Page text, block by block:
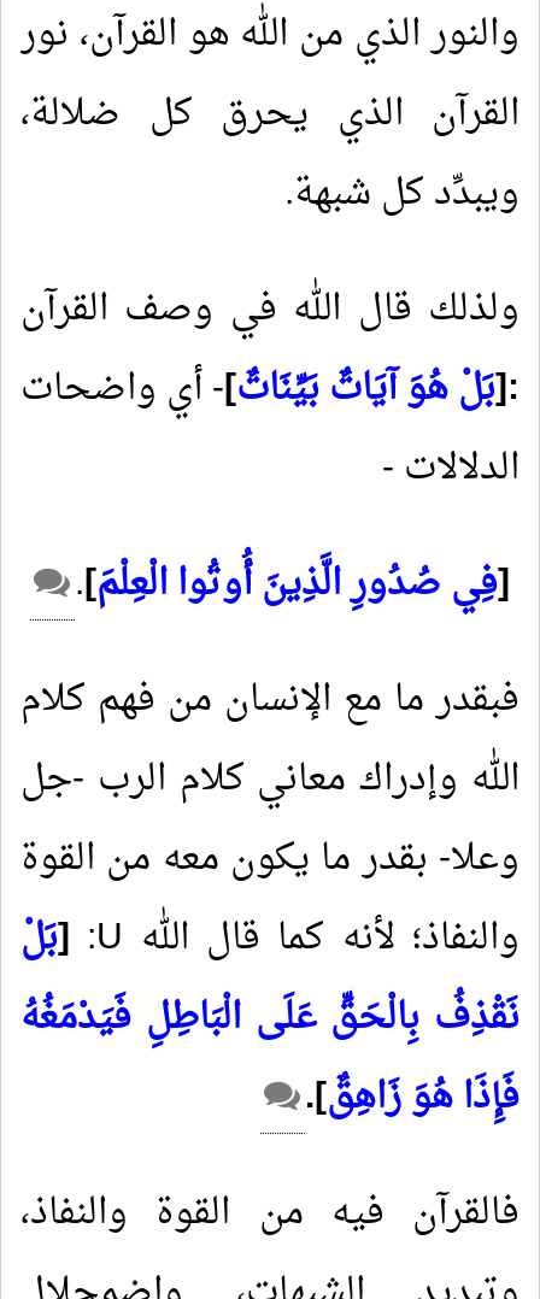
والنور الذي من الله هو القرآن، نور
القرآن الذي يحرق كل ضلالة،
ويبدِّد كل شبهة.
ولذلك قال الله في وصف القرآن
:
]بَلْ هُوَ آيَاتٌ بَيِّنَاتٌ[- أي واضحات
الدلالات -
]فِي صُدُورِ الَّذِينَ أُوتُوا الْعِلْمَ[
.
فبقدر ما مع الإنسان من فهم كلام
الله وإدراك معاني كلام الرب -جل
وعلا- بقدر ما يكون معه من القوة
والنفاذ؛ لأنه كما قال الله U
:
]بَلْ
نَقْذِفُ بِالْحَقِّ عَلَى الْبَاطِلِ فَيَدْمَغُهُ
فَإِذَا هُوَ زَاهِقٌ[
.
فالقرآن فيه من القوة والنفاذ،